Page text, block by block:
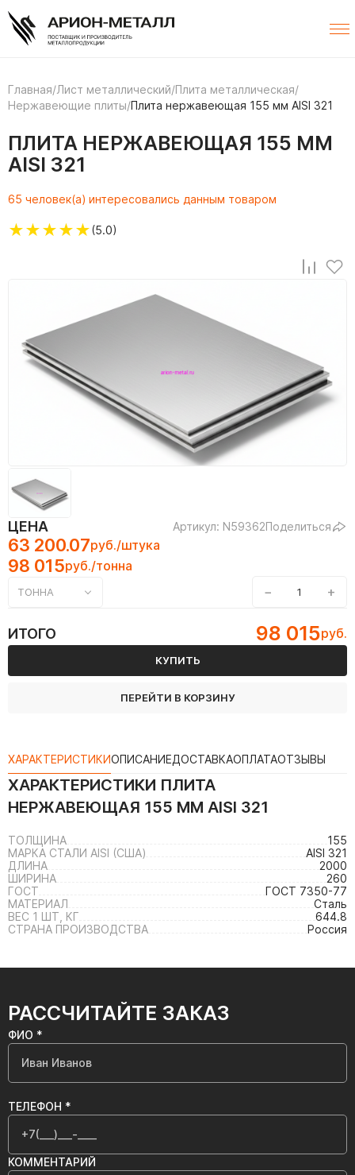
Главная/Лист металлический/Плита металлическая/
Нержавеющие плиты/Плита нержавеющая 155 мм AISI 321
ПЛИТА НЕРЖАВЕЮЩАЯ 155 ММ
AISI 321
65 человек(а) интересовались данным товаром
★★★★★(5.0)
ЦЕНА Артикул: N59362Поделиться
63 200.07руб./штука
98 015руб./тонна
ТОННА − +
ИТОГО 98 015руб.
КУПИТЬ
ПЕРЕЙТИ В КОРЗИНУ
ХАРАКТЕРИСТИКИОПИСАНИЕДОСТАВКАОПЛАТАОТЗЫВЫ
ХАРАКТЕРИСТИКИ ПЛИТА
НЕРЖАВЕЮЩАЯ 155 ММ AISI 321
ТОЛЩИНА
155
МАРКА СТАЛИ AISI (США)
AISI 321
ДЛИНА
2000
ШИРИНА
260
ГОСТ
ГОСТ 7350-77
МАТЕРИАЛ
Сталь
ВЕС 1 ШТ, КГ
644.8
СТРАНА ПРОИЗВОДСТВА
Россия
РАССЧИТАЙТЕ ЗАКАЗ
ФИО *
ТЕЛЕФОН *
КОММЕНТАРИЙ